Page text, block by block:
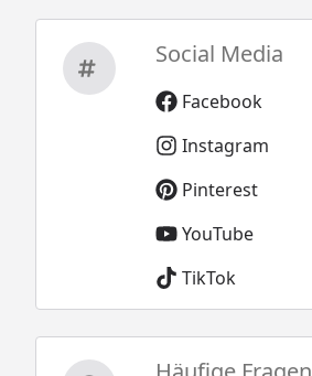
Social Media
Facebook
Instagram
Pinterest
YouTube
TikTok